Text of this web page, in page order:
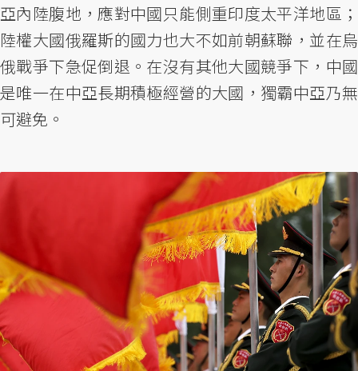
亞內陸腹地，應對中國只能側重印度太平洋地區；
陸權大國俄羅斯的國力也大不如前朝蘇聯，並在烏
俄戰爭下急促倒退。在沒有其他大國競爭下，中國
是唯一在中亞長期積極經營的大國，獨霸中亞乃無
可避免。